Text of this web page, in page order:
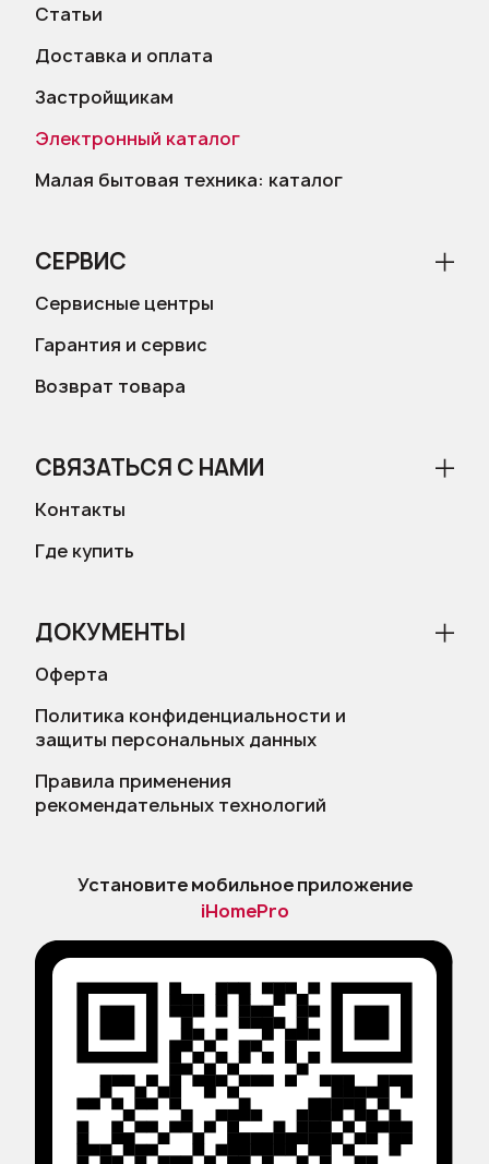
Статьи
Доставка и оплата
Застройщикам
Электронный каталог
Малая бытовая техника: каталог
СЕРВИС
Сервисные центры
Гарантия и сервис
Возврат товара
СВЯЗАТЬСЯ С НАМИ
Контакты
Где купить
ДОКУМЕНТЫ
Оферта
Политика конфиденциальности и
защиты персональных данных
Правила применения
рекомендательных технологий
Установите мобильное приложение
iHomePro